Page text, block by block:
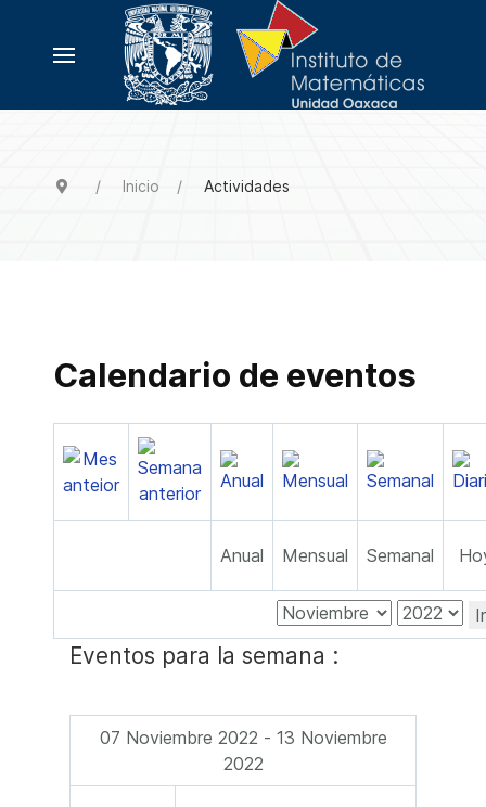
Inicio Actividades
Calendario de eventos
Anual Mensual Semanal
Eventos para la semana :
07 Noviembre 2022 - 13 Noviembre
2022